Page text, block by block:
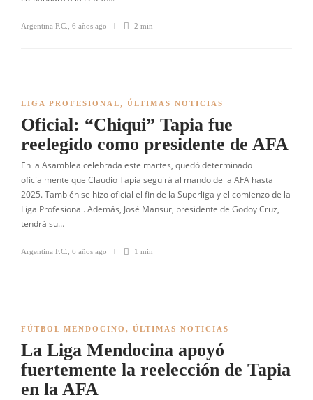
Argentina F.C. 6 años ago 2 min
LIGA PROFESIONAL, ÚLTIMAS NOTICIAS
Oficial: “Chiqui” Tapia fue
reelegido como presidente de AFA
En la Asamblea celebrada este martes, quedó determinado
oficialmente que Claudio Tapia seguirá al mando de la AFA hasta
2025. También se hizo oficial el fin de la Superliga y el comienzo de la
Liga Profesional. Además, José Mansur, presidente de Godoy Cruz,
tendrá su…
Argentina F.C. 6 años ago 1 min
FÚTBOL MENDOCINO , ÚLTIMAS NOTICIAS
La Liga Mendocina apoyó
fuertemente la reelección de Tapia
en la AFA